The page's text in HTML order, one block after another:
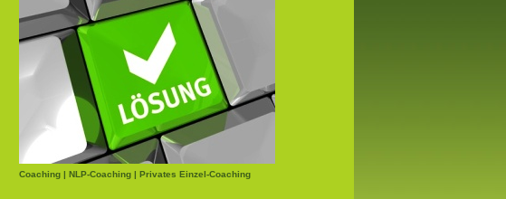
Coaching | NLP-Coaching | Privates Einzel-Coaching